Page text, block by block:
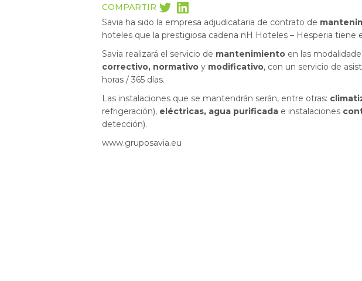
COMPARTIR
Savia ha sido la empresa adjudicataria de contrato de
hoteles que la prestigiosa cadena nH Hoteles – Hesperia tiene
Savia realizará el servicio de mantenimiento en las
correctivo, normativoy modificativo, con un servicio de
horas / 365 días.
Las instalaciones que se mantendrán serán, entre otras:
refrigeración), eléctricas, agua purificada e instalaciones
detección).
www.gruposavia.eu